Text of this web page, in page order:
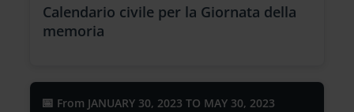
Calendario civile per la Giornata della
memoria
From JANUARY 30, 2023 TO MAY 30, 2023